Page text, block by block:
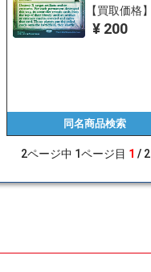
赤R
【買取価格】
¥ 200
同名商品検索
2ページ中 1ページ目 1 2